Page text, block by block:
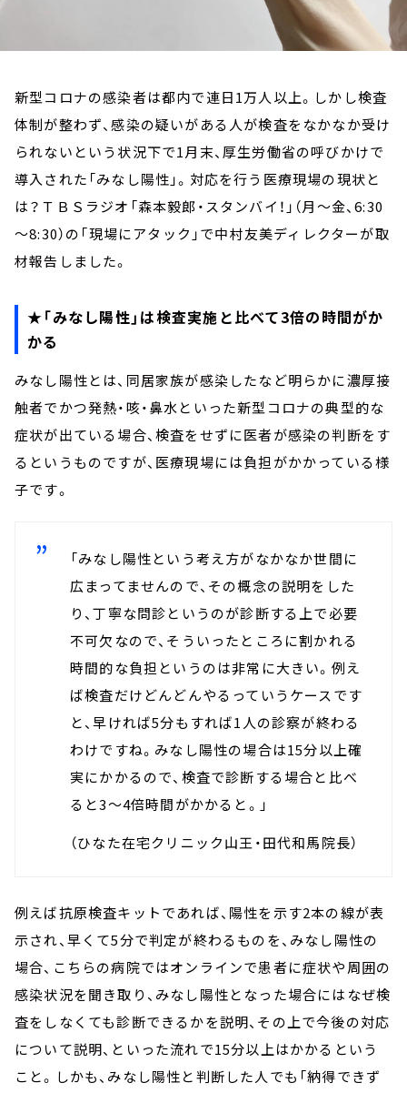
新型コロナの感染者は都内で連日1万人以上。しかし検査
体制が整わず、感染の疑いがある人が検査をなかなか受け
られないという状況下で1月末、厚生労働省の呼びかけで
導入された「みなし陽性」。対応を行う医療現場の現状と
は？ＴＢＳラジオ「森本毅郎・スタンバイ！」（月～金、6:30
～8:30）の「現場にアタック」で中村友美ディレクターが取
材報告しました。
★「みなし陽性」は検査実施と比べて3倍の時間がか
かる
みなし陽性とは、同居家族が感染したなど明らかに濃厚接
触者でかつ発熱・咳・鼻水といった新型コロナの典型的な
症状が出ている場合、検査をせずに医者が感染の判断をす
るというものですが、医療現場には負担がかかっている様
子です。
「みなし陽性という考え方がなかなか世間に
広まってませんので、その概念の説明をした
り、丁寧な問診というのが診断する上で必要
不可欠なので、そういったところに割かれる
時間的な負担というのは非常に大きい。例え
ば検査だけどんどんやるっていうケースです
と、早ければ5分もすれば1人の診察が終わる
わけですね。みなし陽性の場合は15分以上確
実にかかるので、検査で診断する場合と比べ
ると3～4倍時間がかかると。」
（ひなた在宅クリニック山王・田代和馬院長）
例えば抗原検査キットであれば、陽性を示す2本の線が表
示され、早くて5分で判定が終わるものを、みなし陽性の
場合、こちらの病院ではオンラインで患者に症状や周囲の
感染状況を聞き取り、みなし陽性となった場合にはなぜ検
査をしなくても診断できるかを説明、その上で今後の対応
について説明、といった流れで15分以上はかかるという
こと。しかも、みなし陽性と判断した人でも「納得できず